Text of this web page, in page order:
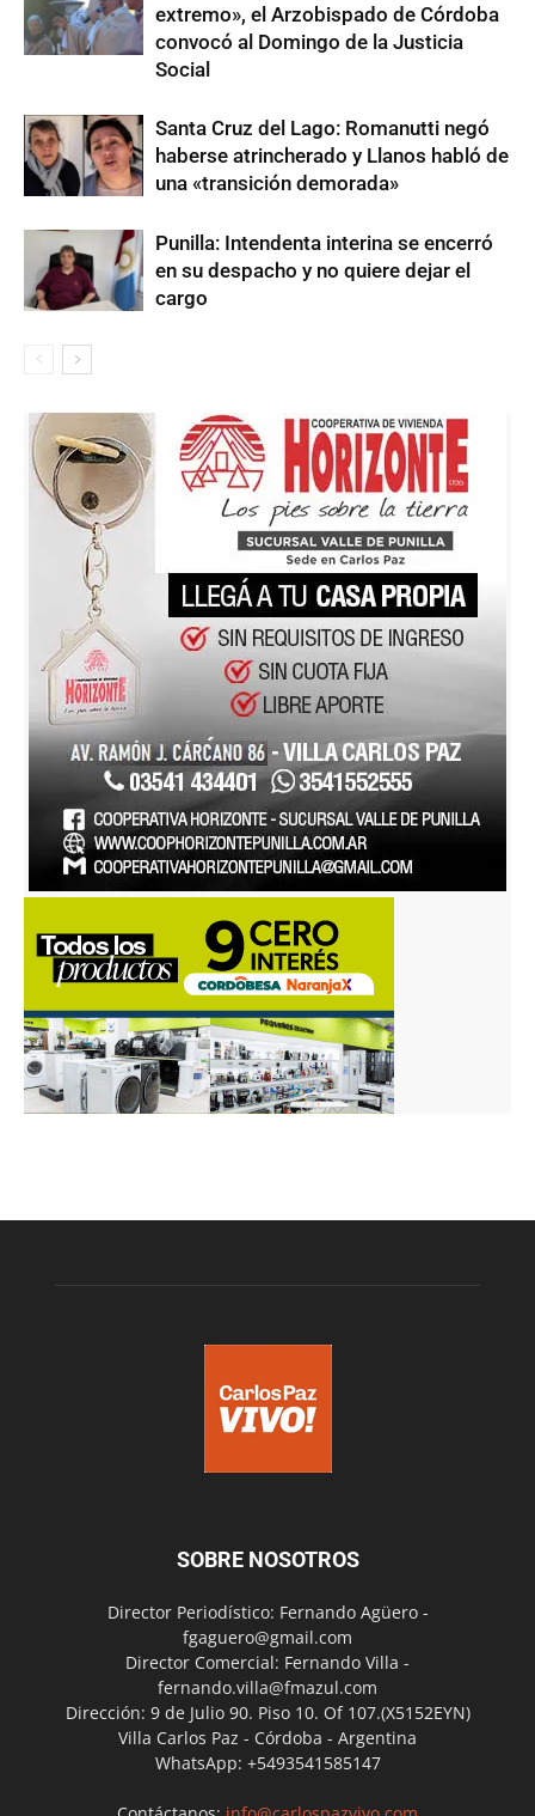
extremo», el Arzobispado de Córdoba
convocó al Domingo de la Justicia
Social
Santa Cruz del Lago: Romanutti negó
haberse atrincherado y Llanos habló de
una «transición demorada»
Punilla: Intendenta interina se encerró
en su despacho y no quiere dejar el
cargo
SOBRE NOSOTROS
Director Periodístico: Fernando Agüero -
fgaguero@gmail.com
Director Comercial: Fernando Villa -
fernando.villa@fmazul.com
Dirección: 9 de Julio 90. Piso 10. Of 107.(X5152EYN)
Villa Carlos Paz - Córdoba - Argentina
WhatsApp: +5493541585147